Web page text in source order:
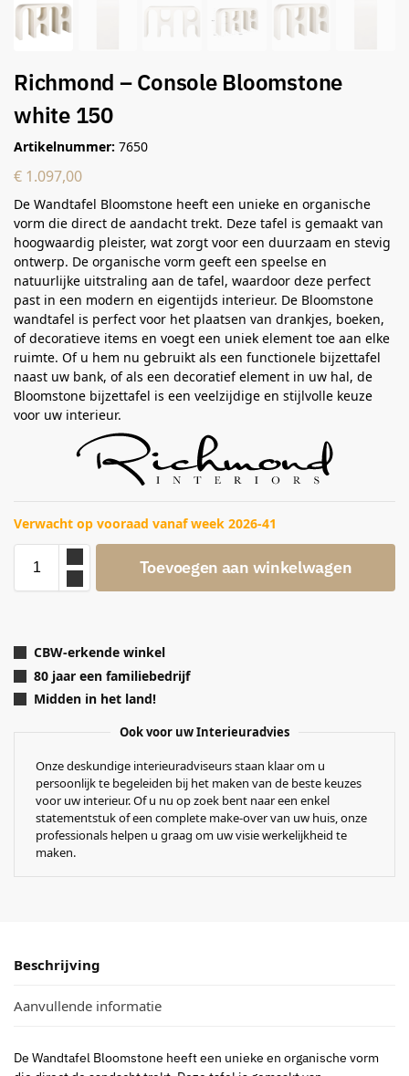
Richmond – Console Bloomstone
white 150
Artikelnummer: 7650
€ 1.097,00
De Wandtafel Bloomstone heeft een unieke en organische
vorm die direct de aandacht trekt. Deze tafel is gemaakt van
hoogwaardig pleister, wat zorgt voor een duurzaam en stevig
ontwerp. De organische vorm geeft een speelse en
natuurlijke uitstraling aan de tafel, waardoor deze perfect
past in een modern en eigentijds interieur. De Bloomstone
wandtafel is perfect voor het plaatsen van drankjes, boeken,
of decoratieve items en voegt een uniek element toe aan elke
ruimte. Of u hem nu gebruikt als een functionele bijzettafel
naast uw bank, of als een decoratief element in uw hal, de
Bloomstone bijzettafel is een veelzijdige en stijlvolle keuze
voor uw interieur.
Verwacht op vooraad vanaf week 2026-41
Toevoegen aan winkelwagen
CBW-erkende winkel
80 jaar een familiebedrijf
Midden in het land!
Ook voor uw Interieuradvies
Onze deskundige interieuradviseurs staan klaar om u
persoonlijk te begeleiden bij het maken van de beste keuzes
voor uw interieur. Of u nu op zoek bent naar een enkel
statementstuk of een complete make-over van uw huis, onze
professionals helpen u graag om uw visie werkelijkheid te
maken.
Beschrijving
Aanvullende informatie
De Wandtafel Bloomstone heeft een unieke en organische vorm